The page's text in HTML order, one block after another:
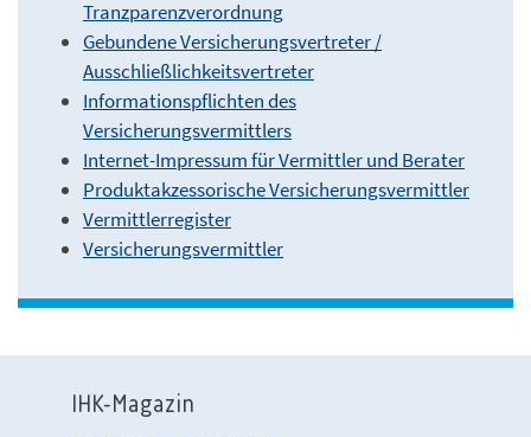
Tranzparenzverordnung
Gebundene Versicherungsvertreter /
Ausschließlichkeitsvertreter
Informationspflichten des
Versicherungsvermittlers
Internet-Impressum für Vermittler und Berater
Produktakzessorische Versicherungsvermittler
Vermittlerregister
Versicherungsvermittler
IHK-Magazin